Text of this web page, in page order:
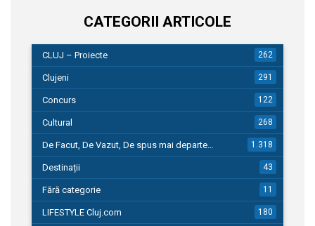
CATEGORII ARTICOLE
CLUJ – Proiecte 262
Clujeni 291
Concurs 122
Cultural 268
De Facut, De Vazut, De spus mai departe… 1.318
Destinații 43
Fără categorie 11
LIFESTYLE Cluj.com 180